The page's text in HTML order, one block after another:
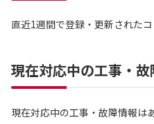
直近1週間で登録・更新されたコ
現在対応中の工事・故
現在対応中の工事・故障情報は